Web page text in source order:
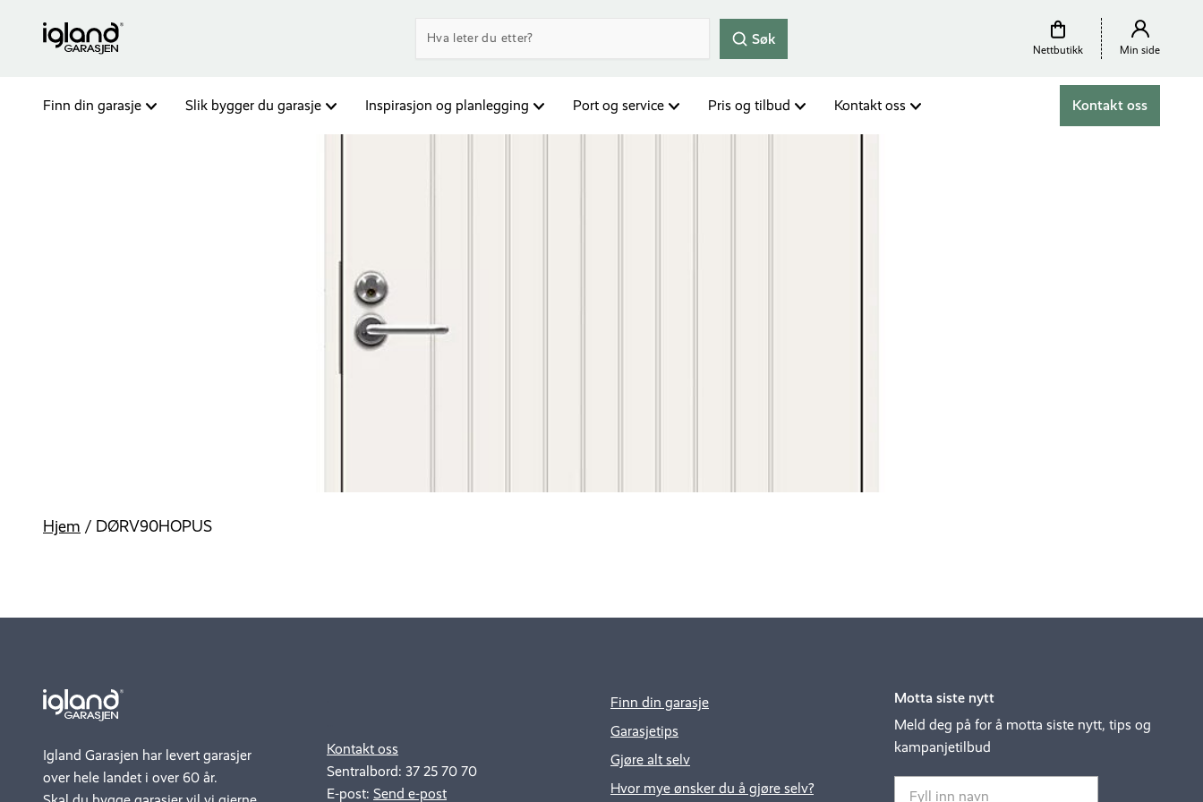
Søk
Nettbutikk Min side
Finn din garasje Slik bygger du garasje Inspirasjon og planlegging Port og service Pris og tilbud Kontakt oss Kontakt oss
Hjem / DØRV90HOPUS
Igland Garasjen har levert garasjer
over hele landet i over 60 år.
Kontakt oss
Sentralbord: 37 25 70 70
E-post: Send e-post
Finn din garasje
Garasjetips
Gjøre alt selv
Hvor mye ønsker du å gjøre selv?
Motta siste nytt
Meld deg på for å motta siste nytt, tips og
kampanjetilbud